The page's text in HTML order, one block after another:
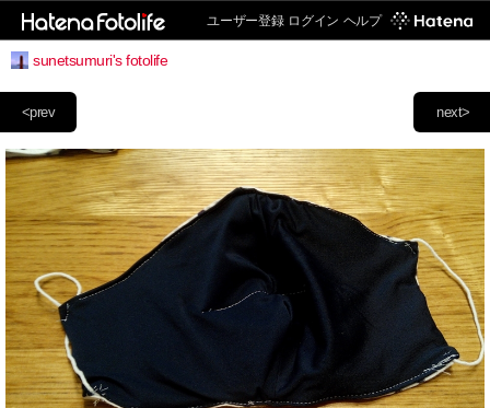
ユーザー登録 ログイン ヘルプ
sunetsumuri's fotolife
next>
<prev